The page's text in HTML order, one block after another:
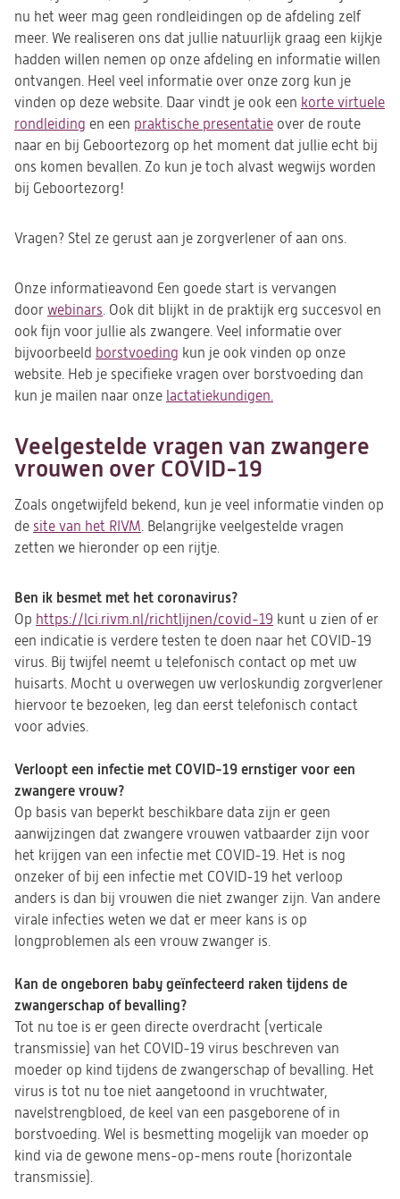
nu het weer mag geen rondleidingen op de afdeling zelf
meer. We realiseren ons dat jullie natuurlijk graag een kijkje
hadden willen nemen op onze afdeling en informatie willen
ontvangen. Heel veel informatie over onze zorg kun je
vinden op deze website. Daar vindt je ook een korte virtuele
rondleiding (opent
in
een
nieuwe
en een praktische presentatie (opent
in
een
over de route
naar en bij Geboortezorg op het moment dat jullie echt bij
ons komen bevallen. Zo kun je toch alvast wegwijs worden
bij Geboortezorg!
Vragen? Stel ze gerust aan je zorgverlener of aan ons.
Onze informatieavond Een goede start is vervangen
door webinars. Ook dit blijkt in de praktijk erg succesvol en
ook fijn voor jullie als zwangere. Veel informatie over
bijvoorbeeld borstvoeding kun je ook vinden op onze
website. Heb je specifieke vragen over borstvoeding dan
kun je mailen naar onze lactatiekundigen.
een
Veelgestelde vragen van zwangere
vrouwen over COVID-19
Zoals ongetwijfeld bekend, kun je veel informatie vinden op
de site van het RIVM(opent
in
nieuwe
tab)
. Belangrijke veelgestelde vragen
zetten we hieronder op een rijtje.
Ben ik besmet met het coronavirus?
Op https://lci.rivm.nl/richtlijnen/covid-19 (opent
in
een
nieuwe
tab)
kunt u zien of er
een indicatie is verdere testen te doen naar het COVID-19
virus. Bij twijfel neemt u telefonisch contact op met uw
huisarts. Mocht u overwegen uw verloskundig zorgverlener
hiervoor te bezoeken, leg dan eerst telefonisch contact
voor advies.
Verloopt een infectie met COVID-19 ernstiger voor een
zwangere vrouw?
Op basis van beperkt beschikbare data zijn er geen
aanwijzingen dat zwangere vrouwen vatbaarder zijn voor
het krijgen van een infectie met COVID-19. Het is nog
onzeker of bij een infectie met COVID-19 het verloop
anders is dan bij vrouwen die niet zwanger zijn. Van andere
virale infecties weten we dat er meer kans is op
longproblemen als een vrouw zwanger is.
Kan de ongeboren baby geïnfecteerd raken tijdens de
zwangerschap of bevalling?
Tot nu toe is er geen directe overdracht (verticale
transmissie) van het COVID-19 virus beschreven van
moeder op kind tijdens de zwangerschap of bevalling. Het
virus is tot nu toe niet aangetoond in vruchtwater,
navelstrengbloed, de keel van een pasgeborene of in
borstvoeding. Wel is besmetting mogelijk van moeder op
kind via de gewone mens-op-mens route (horizontale
transmissie).